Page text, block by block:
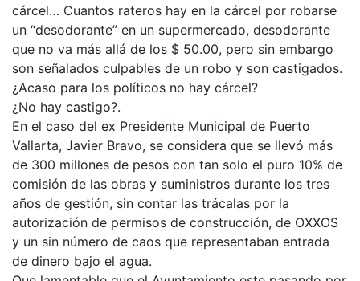
cárcel… Cuantos rateros hay en la cárcel por robarse
un “desodorante” en un supermercado, desodorante
que no va más allá de los $ 50.00, pero sin embargo
son señalados culpables de un robo y son castigados.
¿Acaso para los políticos no hay cárcel?
¿No hay castigo?.
En el caso del ex Presidente Municipal de Puerto
Vallarta, Javier Bravo, se considera que se llevó más
de 300 millones de pesos con tan solo el puro 10% de
comisión de las obras y suministros durante los tres
años de gestión, sin contar las trácalas por la
autorización de permisos de construcción, de OXXOS
y un sin número de caos que representaban entrada
de dinero bajo el agua.